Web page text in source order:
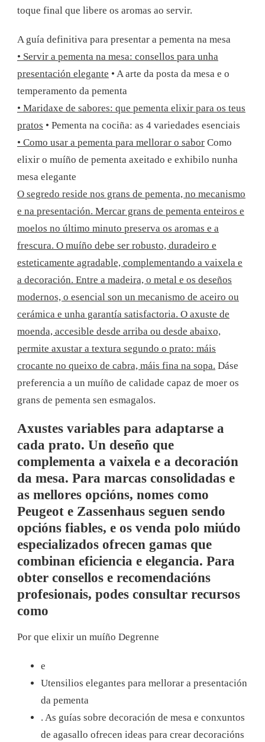
toque final que libere os aromas ao servir.
A guía definitiva para presentar a pementa na mesa
• Servir a pementa na mesa: consellos para unha
presentación elegante • A arte da posta da mesa e o
temperamento da pementa
• Maridaxe de sabores: que pementa elixir para os teus
pratos • Pementa na cociña: as 4 variedades esenciais
• Como usar a pementa para mellorar o sabor Como
elixir o muíño de pementa axeitado e exhibilo nunha
mesa elegante
O segredo reside nos grans de pementa, no mecanismo
e na presentación. Mercar grans de pementa enteiros e
moelos no último minuto preserva os aromas e a
frescura. O muíño debe ser robusto, duradeiro e
esteticamente agradable, complementando a vaixela e
a decoración. Entre a madeira, o metal e os deseños
modernos, o esencial son un mecanismo de aceiro ou
cerámica e unha garantía satisfactoria. O axuste de
moenda, accesible desde arriba ou desde abaixo,
permite axustar a textura segundo o prato: máis
crocante no queixo de cabra, máis fina na sopa. Dáse
preferencia a un muíño de calidade capaz de moer os
grans de pementa sen esmagalos.
Axustes variables para adaptarse a
cada prato. Un deseño que
complementa a vaixela e a decoración
da mesa. Para marcas consolidadas e
as mellores opcións, nomes como
Peugeot e Zassenhaus seguen sendo
opcións fiables, e os venda polo miúdo
especializados ofrecen gamas que
combinan eficiencia e elegancia. Para
obter consellos e recomendacións
profesionais, podes consultar recursos
como
Por que elixir un muíño Degrenne
e
Utensilios elegantes para mellorar a presentación
da pementa
. As guías sobre decoración de mesa e conxuntos
de agasallo ofrecen ideas para crear decoracións